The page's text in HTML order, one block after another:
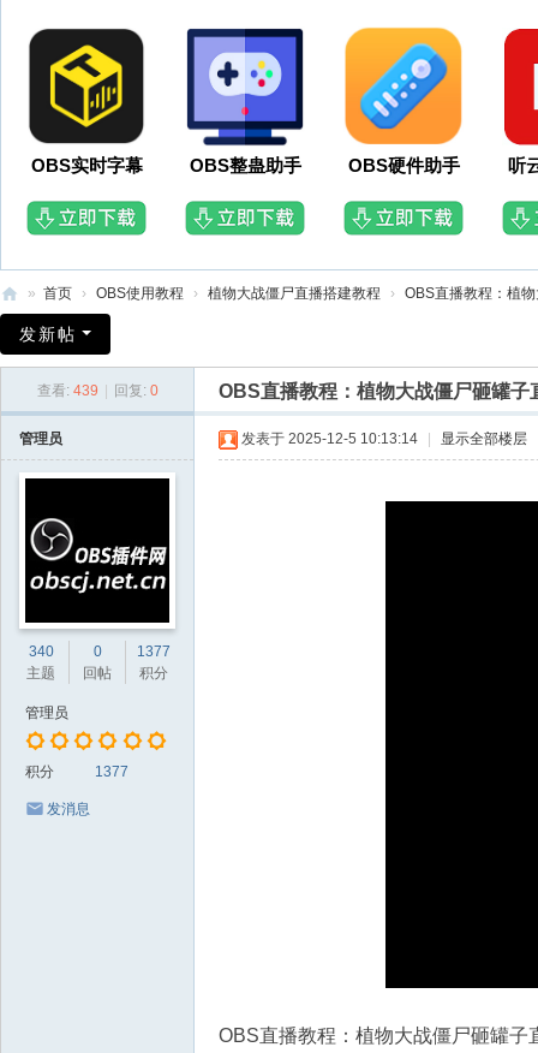
OBS实时字幕 OBS整蛊助手 OBS硬件助手 听
B
» 首页 › OBS使用教程 › 植物大战僵尸直播搭建教程 › OBS直播教程：植
发新帖
查看: 439 回复: 0 OBS直播教程：植物大战僵尸砸罐
管理员
340
主题
0
回帖
1377
积分
管理员
积分 1377
发消息
发表于 2025-12-5 10:13:14 显示全部楼层
OBS直播教程：植物大战僵尸砸罐